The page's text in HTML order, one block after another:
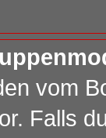
vom
Falls